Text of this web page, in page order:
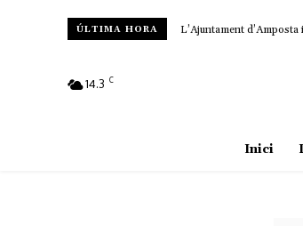
ÚLTIMA HORA L’Ajuntament
14.3 C
Inici